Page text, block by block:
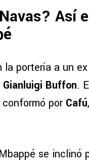
Así
portería a un
Gianluigi Buffon.
por Cafú
se inclinó